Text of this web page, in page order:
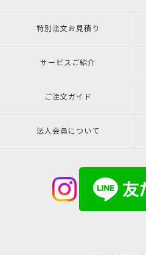
特別注文 お見積り
サービスご紹介
ご注文ガイド
法人会員について